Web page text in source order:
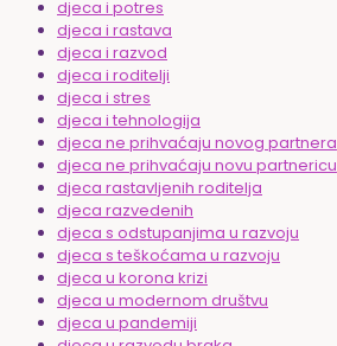
djeca i potres
djeca i rastava
djeca i razvod
djeca i roditelji
djeca i stres
djeca i tehnologija
djeca ne prihvaćaju novog partnera
djeca ne prihvaćaju novu partnericu
djeca rastavljenih roditelja
djeca razvedenih
djeca s odstupanjima u razvoju
djeca s teškoćama u razvoju
djeca u korona krizi
djeca u modernom društvu
djeca u pandemiji